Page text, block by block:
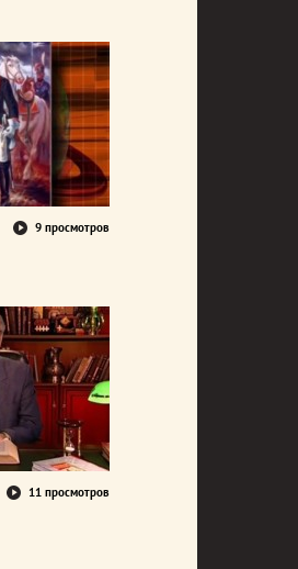
9 просмотров
11 просмотров